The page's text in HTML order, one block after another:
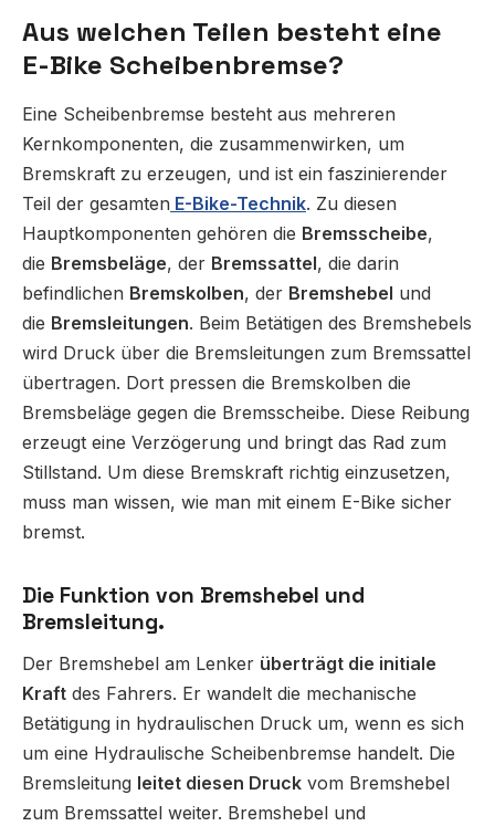
Aus welchen Teilen besteht eine
E-Bike Scheibenbremse?
Eine Scheibenbremse besteht aus mehreren
Kernkomponenten, die zusammenwirken, um
Bremskraft zu erzeugen, und ist ein faszinierender
Teil der gesamten E-Bike-Technik. Zu diesen
Hauptkomponenten gehören die Bremsscheibe,
die Bremsbeläge, der Bremssattel, die darin
befindlichen Bremskolben, der Bremshebel und
die Bremsleitungen. Beim Betätigen des Bremshebels
wird Druck über die Bremsleitungen zum Bremssattel
übertragen. Dort pressen die Bremskolben die
Bremsbeläge gegen die Bremsscheibe. Diese Reibung
erzeugt eine Verzögerung und bringt das Rad zum
Stillstand. Um diese Bremskraft richtig einzusetzen,
muss man wissen, wie man mit einem E-Bike sicher
bremst.
Die Funktion von Bremshebel und
Bremsleitung.
Der Bremshebel am Lenker überträgt die initiale
Kraft des Fahrers. Er wandelt die mechanische
Betätigung in hydraulischen Druck um, wenn es sich
um eine Hydraulische Scheibenbremse handelt. Die
Bremsleitung leitet diesen Druck vom Bremshebel
zum Bremssattel weiter. Bremshebel und